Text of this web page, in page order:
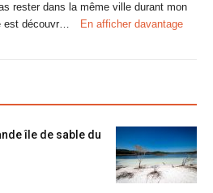
rester dans la même ville durant mon
est découvr…
En afficher davantage
île de sable du